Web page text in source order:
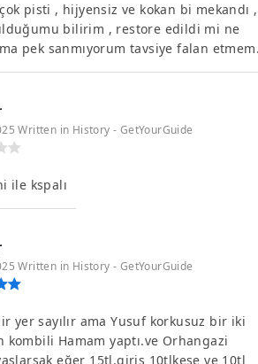
pisti , hijyensiz ve kokan bi mekandı ,
bilirim , restore edildi mi ne
pek sanmıyorum tavsiye falan
Written in History - GetYourGuide
ile kspalı
Written in History - GetYourGuide
yer sayılır ama Yusuf korkusuz bir iki
kombili Hamam yaptı.ve Orhangazi
eğer 15tl.giriş 10tlkese ve 10tl